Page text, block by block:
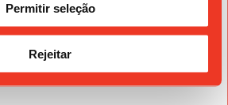
Permitir seleção
Rejeitar